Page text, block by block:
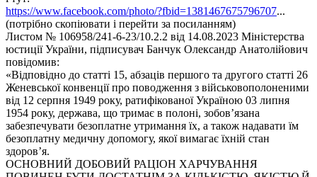
https://www.facebook.com/photo/?fbid=1381467675796707...
(потрібно скопіювати і перейти за посиланням)
Листом № 106958/241-6-23/10.2.2 від 14.08.2023 Міністерства
юстиції України, підписувач Банчук Олександр Анатолійович
повідомив:
«Відповідно до статті 15, абзаців першого та другого статті 26
Женевської конвенції про поводження з військовополоненими
від 12 серпня 1949 року, ратифікованої Україною 03 липня
1954 року, держава, що тримає в полоні, зобов’язана
забезпечувати безоплатне утримання їх, а також надавати їм
безоплатну медичну допомогу, якої вимагає їхній стан
здоров’я.
ОСНОВНИЙ ДОБОВИЙ РАЦІОН ХАРЧУВАННЯ